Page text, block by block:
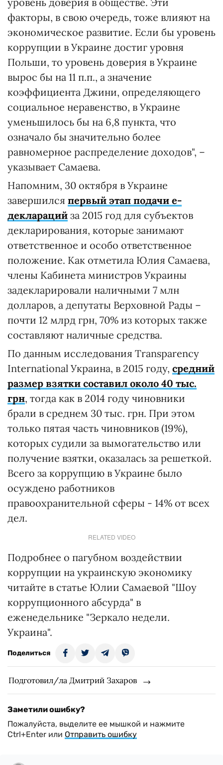
факторы, в свою очередь, тоже влияют на
экономическое развитие. Если бы уровень
коррупции в Украине достиг уровня
Польши, то уровень доверия в Украине
вырос бы на 11 п.п., а значение
коэффициента Джини, определяющего
социальное неравенство, в Украине
уменьшилось бы на 6,8 пункта, что
означало бы значительно более
равномерное распределение доходов", –
указывает Самаева.
Напомним, 30 октября в Украине
завершился первый этап подачи е-
деклараций за 2015 год для субъектов
декларирования, которые занимают
ответственное и особо ответственное
положение. Как отметила Юлия Самаева,
члены Кабинета министров Украины
задекларировали наличными 7 млн
долларов, а депутаты Верховной Рады –
почти 12 млрд грн, 70% из которых также
составляют наличные средства.
По данным исследования Transparency
International Украина, в 2015 году, средний
размер взятки составил около 40 тыс.
грн, тогда как в 2014 году чиновники
брали в среднем 30 тыс. грн. При этом
только пятая часть чиновников (19%),
которых судили за вымогательство или
получение взятки, оказалась за решеткой.
Всего за коррупцию в Украине было
осуждено работников
правоохранительной сферы - 14% от всех
дел.
RELATED VIDEO
Подробнее о пагубном воздействии
коррупции на украинскую экономику
читайте в статье Юлии Самаевой "Шоу
коррупционного абсурда" в
еженедельнике "Зеркало недели.
Украина".
Поделиться
Подготовил/ла Дмитрий Захаров
Заметили ошибку?
Пожалуйста, выделите ее мышкой и нажмите
Ctrl+Enter или Отправить ошибку